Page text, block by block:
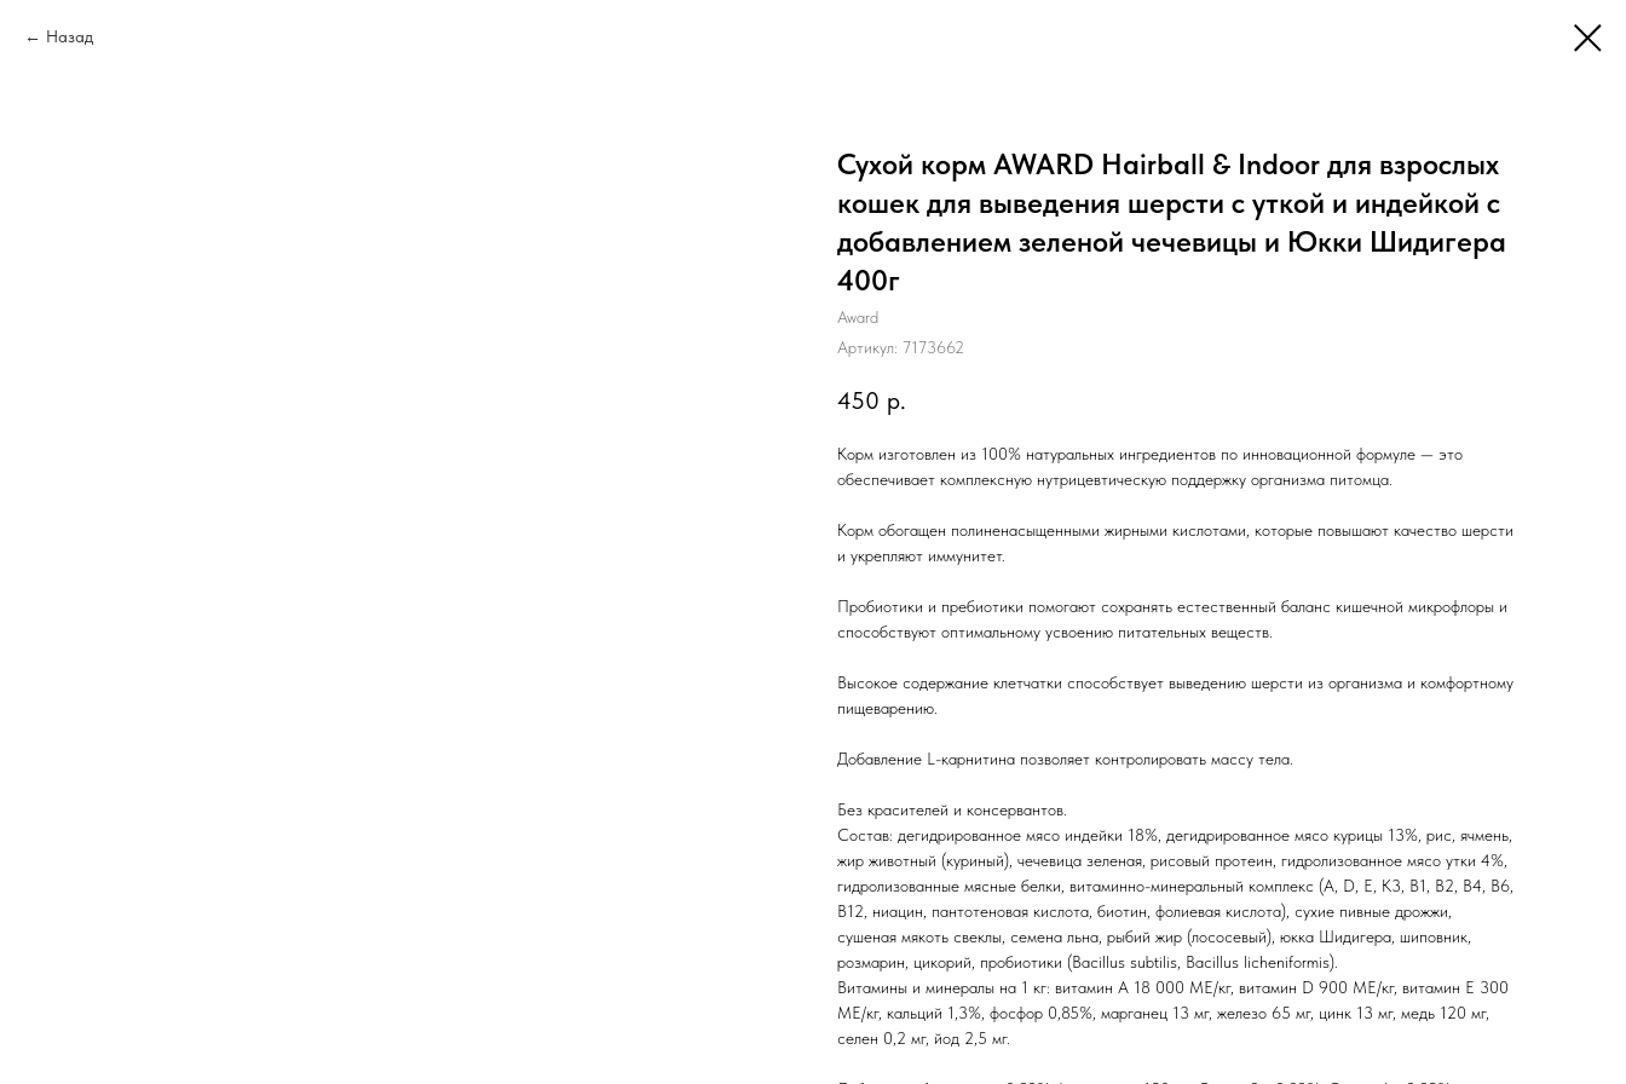
Назад
Сухой корм AWARD Hairball & Indoor для взрослых
кошек для выведения шерсти с уткой и индейкой с
добавлением зеленой чечевицы и Юкки Шидигера
400г
Award
Артикул: 7173662
450 р.
Корм изготовлен из 100% натуральных ингредиентов по инновационной формуле — это
обеспечивает комплексную нутрицевтическую поддержку организма питомца.
Корм обогащен полиненасыщенными жирными кислотами, которые повышают качество шерсти
и укрепляют иммунитет.
Пробиотики и пребиотики помогают сохранять естественный баланс кишечной микрофлоры и
способствуют оптимальному усвоению питательных веществ.
Высокое содержание клетчатки способствует выведению шерсти из организма и комфортному
пищеварению.
Добавление L-карнитина позволяет контролировать массу тела.
Без красителей и консервантов.
Состав: дегидрированное мясо индейки 18%, дегидрированное мясо курицы 13%, рис, ячмень,
жир животный (куриный), чечевица зеленая, рисовый протеин, гидролизованное мясо утки 4%,
гидролизованные мясные белки, витаминно-минеральный комплекс (А, D, E, К3, В1, В2, В4, В6,
В12, ниацин, пантотеновая кислота, биотин, фолиевая кислота), сухие пивные дрожжи,
сушеная мякоть свеклы, семена льна, рыбий жир (лососевый), юкка Шидигера, шиповник,
розмарин, цикорий, пробиотики (Bacillus subtilis, Bacillus licheniformis).
Витамины и минералы на 1 кг: витамин А 18 000 ME/кг, витамин D 900 ME/кг, витамин E 300
ME/кг, кальций 1,3%, фосфор 0,85%, марганец 13 мг, железо 65 мг, цинк 13 мг, медь 120 мг,
селен 0,2 мг, йод 2,5 мг.